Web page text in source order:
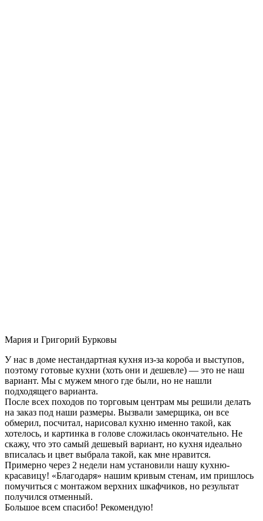
Мария и Григорий Бурковы
У нас в доме нестандартная кухня из-за короба и выступов,
поэтому готовые кухни (хоть они и дешевле) — это не наш
вариант. Мы с мужем много где были, но не нашли
подходящего варианта.
После всех походов по торговым центрам мы решили делать
на заказ под наши размеры. Вызвали замерщика, он все
обмерил, посчитал, нарисовал кухню именно такой, как
хотелось, и картинка в голове сложилась окончательно. Не
скажу, что это самый дешевый вариант, но кухня идеально
вписалась и цвет выбрала такой, как мне нравится.
Примерно через 2 недели нам установили нашу кухню-
красавицу! «Благодаря» нашим кривым стенам, им пришлось
помучиться с монтажом верхних шкафчиков, но результат
получился отменный.
Большое всем спасибо! Рекомендую!